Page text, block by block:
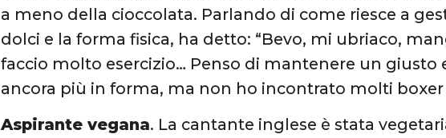
a meno della cioccolata. Parlando di come riesce a
dolci e la forma fisica, ha detto: “Bevo, mi ubriaco,
faccio molto esercizio… Penso di mantenere un giusto
ancora più in forma, ma non ho incontrato molti boxer
Aspirante vegana. La cantante inglese è stata